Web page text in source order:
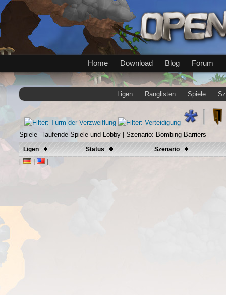
Home Download Blog Forum
Ligen Ranglisten Spiele
Spiele - laufende Spiele und Lobby | Szenario: Bombing Barriers
Ligen Status Szenario
[ | ]